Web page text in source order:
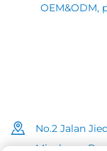
OEM&ODM,
No.2 Jalan
Minzhong